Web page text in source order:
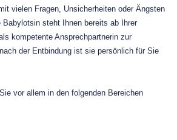
vielen Fragen, Unsicherheiten oder Ängsten
Babylotsin steht Ihnen bereits ab Ihrer
kompetente Ansprechpartnerin zur
der Entbindung ist sie persönlich für Sie
vor allem in den folgenden Bereichen